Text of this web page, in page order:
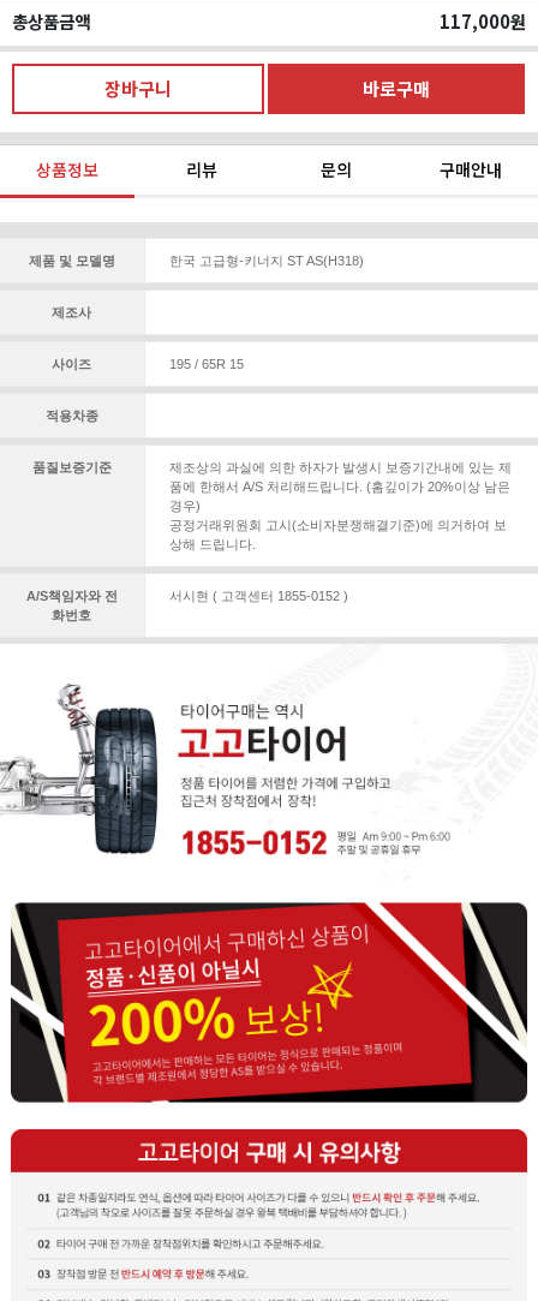
총상품금액 117,000원
상품정보 리뷰 문의 구매안내
제품 및 모델명 한국 고급형-키너지 ST AS(H318)
제조사
사이즈 195 / 65R 15
적용차종
품질보증기준
제조상의 과실에 의한 하자가 발생시 보증기간내에 있는 제
품에 한해서 A/S 처리해드립니다. (홈깊이가 20%이상 남은
경우)
공정거래위원회 고시(소비자분쟁해결기준)에 의거하여 보
상해 드립니다.
A/S책임자와 전
화번호
서시현 ( 고객센터 1855-0152 )